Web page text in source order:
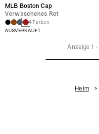
MLB Boston Cap
Verwaschenes Rot
4 Farben
AUSVERKAUFT
Anzeige 1 -
Heim